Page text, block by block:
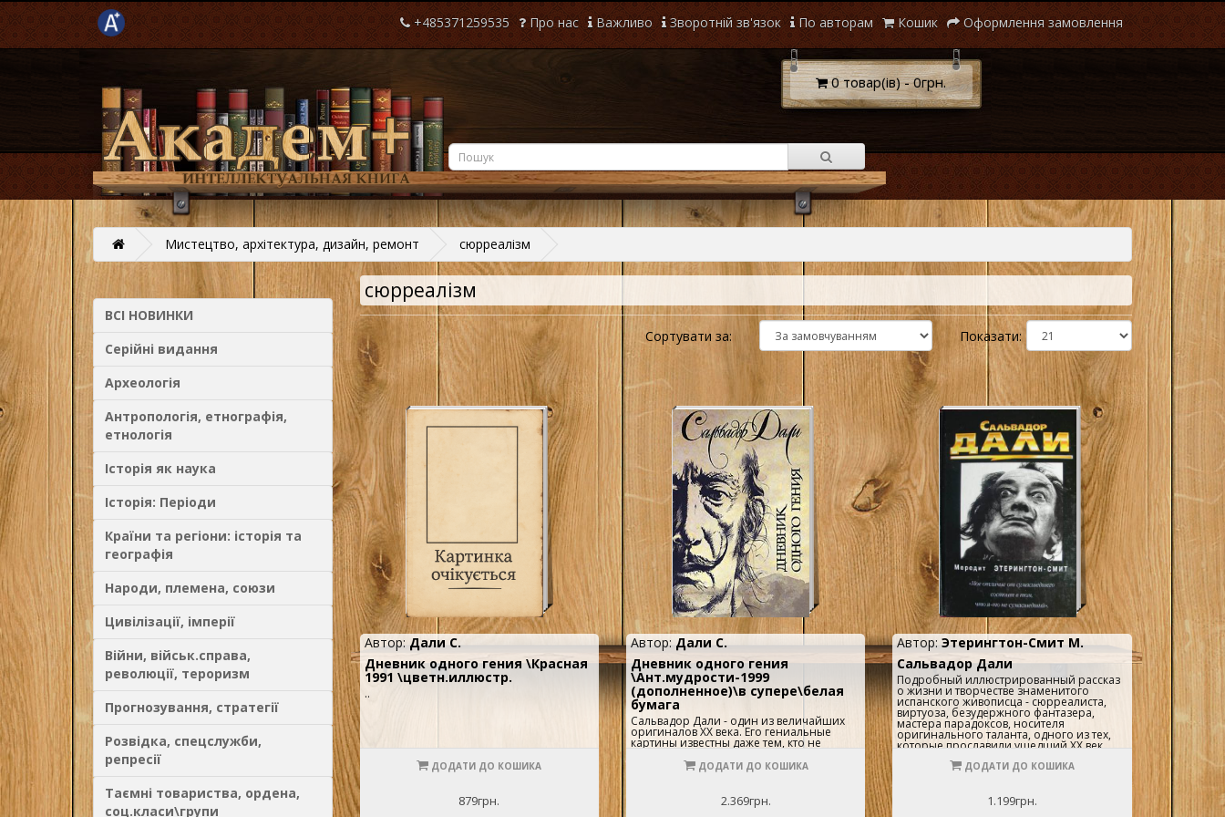
+485371259535 Про нас Важливо Зворотній зв'язок По авторам Кошик Оформлення замовлення
0 товар(ів) - 0грн.
Мистецтво, архітектура, дизайн, ремонт сюрреалізм
ВСІ НОВИНКИ
Серійні видання
Археологія
Антропологія, етнографія,
етнологія
Історія як наука
Історія: Періоди
Країни та регіони: історія та
географія
Народи, племена, союзи
Цивілізації, імперії
Війни, військ.справа,
революції, тероризм
Прогнозування, стратегії
Розвідка, спецслужби,
репресії
Таємні товариства, ордена,
соц.класи\групи
сюрреалізм
Сортувати за: Показати:
Автор:Дали С.
Дневник одного гения \Красная
1991 \цветн.иллюстр.
..
ДОДАТИ ДО КОШИКА
879грн.
Автор:Дали С.
Дневник одного гения
\Ант.мудрости-1999
(дополненное)\в супере\белая
бумага
Сальвадор Дали - один из величайших
оригиналов XX века. Его гениальные
картины известны даже тем, кто не
искусством. А его шокирующие
откровения о своей жизни и изящные
предметах позволят читателю взглянуть
на окружающий мир глазами великого
ДОДАТИ ДО КОШИКА
2.369грн.
Автор:Этерингтон-Смит М.
Сальвадор Дали
Подробный иллюстрированный рассказ
о жизни и творчестве знаменитого
испанского живописца - сюрреалиста,
виртуоза, безудержного фантазера,
мастера парадоксов, носителя
оригинального таланта, одного из тех,
которые прославили ушедший ХХ век...
ДОДАТИ ДО КОШИКА
1.199грн.